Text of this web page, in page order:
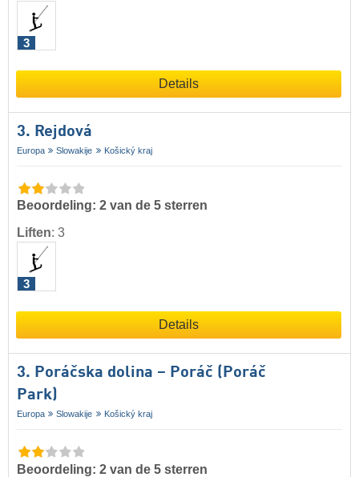
3
Details
3. Rejdová
Europa Slowakije Košický kraj
Beoordeling: 2 van de 5 sterren
Liften: 3
3
Details
3. Poráčska dolina – Poráč (Poráč
Park)
Europa Slowakije Košický kraj
Beoordeling: 2 van de 5 sterren